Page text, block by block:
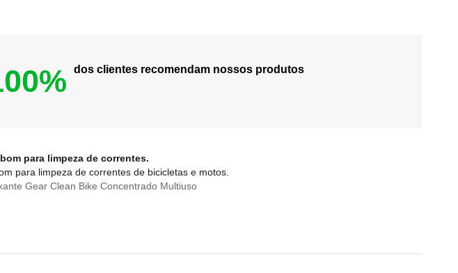
dos clientes recomendam nossos produtos
para limpeza de correntes.
para limpeza de correntes de bicicletas e motos.
Gear Clean Bike Concentrado Multiuso